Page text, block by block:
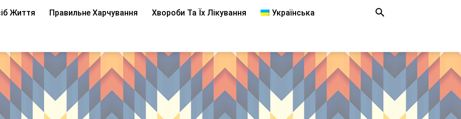
Життя Правильне Харчування Хвороби Та Їх Лікування Українська